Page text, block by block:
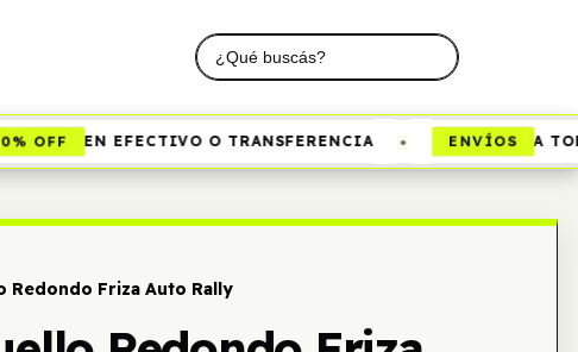
OFF EN EFECTIVO O TRANSFERENCIA ENVÍOS A
Redondo Friza Auto Rally